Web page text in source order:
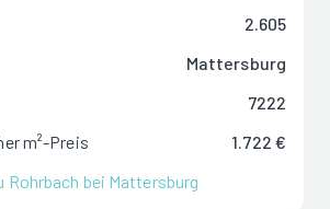
2.605
Mattersburg
7222
m²-Preis
1.722 €
Rohrbach bei Mattersburg